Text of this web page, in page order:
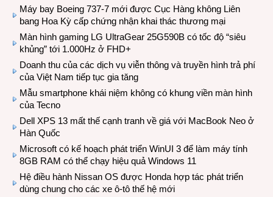
Máy bay Boeing 737-7 mới được Cục Hàng không Liên
bang Hoa Kỳ cấp chứng nhận khai thác thương mại
Màn hình gaming LG UltraGear 25G590B có tốc độ “siêu
khủng” tới 1.000Hz ở FHD+
Doanh thu của các dịch vụ viễn thông và truyền hình trả phí
của Việt Nam tiếp tục gia tăng
Mẫu smartphone khái niệm không có khung viền màn hình
của Tecno
Dell XPS 13 mất thế cạnh tranh về giá với MacBook Neo ở
Hàn Quốc
Microsoft có kế hoạch phát triển WinUI 3 để làm máy tính
8GB RAM có thể chạy hiệu quả Windows 11
Hệ điều hành Nissan OS được Honda hợp tác phát triển
dùng chung cho các xe ô-tô thế hệ mới